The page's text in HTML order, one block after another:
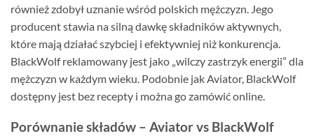
również zdobył uznanie wśród polskich mężczyzn. Jego
producent stawia na silną dawkę składników aktywnych,
które mają działać szybciej i efektywniej niż konkurencja.
BlackWolf reklamowany jest jako „wilczy zastrzyk energii” dla
mężczyzn w każdym wieku. Podobnie jak Aviator, BlackWolf
dostępny jest bez recepty i można go zamówić online.
Porównanie składów – Aviator vs BlackWolf